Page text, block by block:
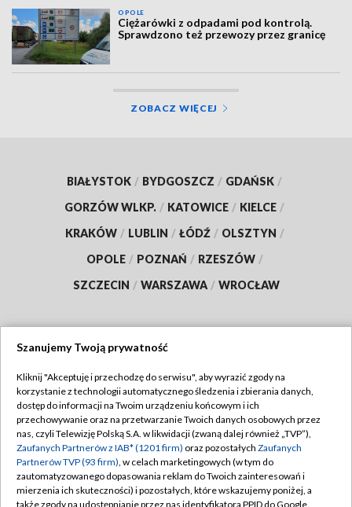
OPOLE
Ciężarówki z odpadami pod kontrolą.
Sprawdzono też przewozy przez granicę
ZOBACZ WIĘCEJ
BIAŁYSTOK / BYDGOSZCZ / GDAŃSK /
GORZÓW WLKP. / KATOWICE / KIELCE /
KRAKÓW / LUBLIN / ŁÓDŹ / OLSZTYN /
OPOLE / POZNAŃ / RZESZÓW /
SZCZECIN / WARSZAWA / WROCŁAW
TVP
Abonament TVP
Emisja w TVP
Centrum informacji TVP
Naziemna Telewizja Cyfrowa
Regulamin TVP
Polityka prywatności
Moje zgody
Pomoc
Szanujemy Twoją prywatność
Kliknij "Akceptuję i przechodzę do serwisu", aby wyrazić zgody na
korzystanie z technologii automatycznego śledzenia i zbierania danych,
dostęp do informacji na Twoim urządzeniu końcowym i ich
przechowywanie oraz na przetwarzanie Twoich danych osobowych przez
nas, czyli Telewizję Polską S.A. w likwidacji (zwaną dalej również „TVP”),
Zaufanych Partnerów z IAB* (1201 firm) oraz pozostałych Zaufanych
Partnerów TVP (93 firm), w celach marketingowych (w tym do
zautomatyzowanego dopasowania reklam do Twoich zainteresowań i
mierzenia ich skuteczności) i pozostałych, które wskazujemy poniżej, a
także zgody na udostępnianie przez nas identyfikatora PPID do Google.